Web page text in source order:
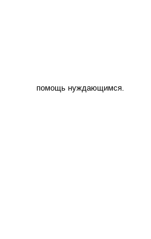
помощь нуждающимся.